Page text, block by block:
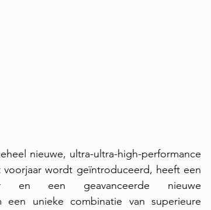
nieuwe, ultra-ultra-high-performance
voorjaar wordt geïntroduceerd, heeft een
en een geavanceerde nieuwe
een unieke combinatie van superieure